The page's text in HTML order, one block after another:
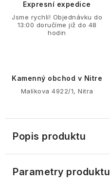
Expresní expedice
Jsme rychlí! Objednávku do
13:00 doručíme již do 48
hodin
Kamenný obchod v Nitre
Malíkova 4922/1, Nitra
Popis produktu
Parametry produktu